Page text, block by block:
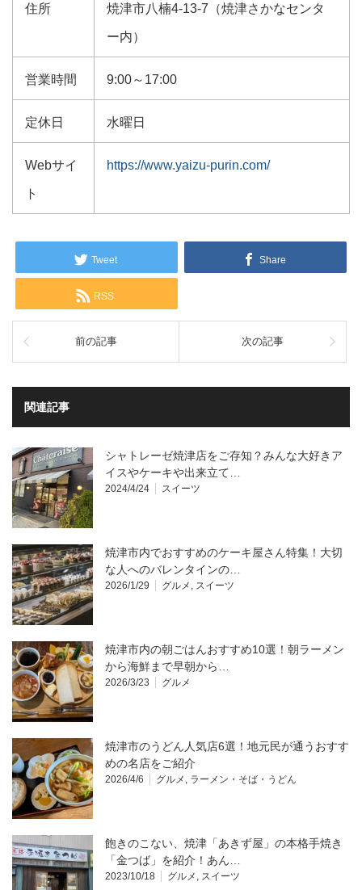
住所 焼津市八楠4-13-7（焼津さかなセンタ
ー内）
営業時間 9:00～17:00
定休日 水曜日
Webサイ
ト
https://www.yaizu-purin.com/
Tweet Share
RSS
前の記事 次の記事
関連記事
シャトレーゼ焼津店をご存知？みんな大好きア
イスやケーキや出来立て…
2024/4/24 スイーツ
焼津市内でおすすめのケーキ屋さん特集！大切
な人へのバレンタインの…
2026/1/29 グルメ スイーツ
焼津市内の朝ごはんおすすめ10選！朝ラーメン
から海鮮まで早朝から…
2026/3/23 グルメ
焼津市のうどん人気店6選！地元民が通うおすす
めの名店をご紹介
2026/4/6 グルメ ラーメン・そば・うどん
飽きのこない、焼津「あきず屋」の本格手焼き
「金つば」を紹介！あん…
2023/10/18 グルメ スイーツ